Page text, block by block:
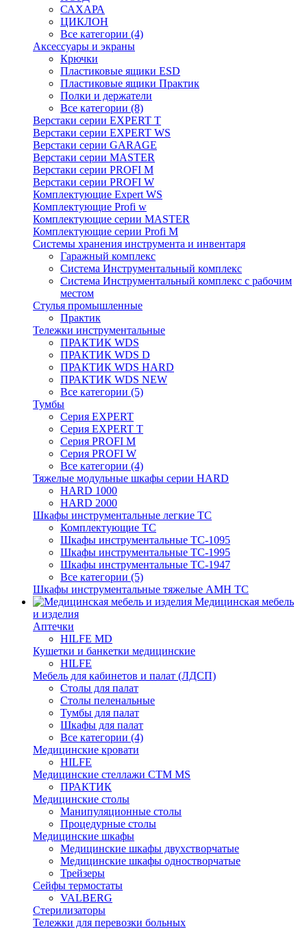
САХАРА
ЦИКЛОН
Все категории (4)
Аксессуары и экраны
Крючки
Пластиковые ящики ESD
Пластиковые ящики Практик
Полки и держатели
Все категории (8)
Верстаки серии EXPERT T
Верстаки серии EXPERT WS
Верстаки серии GARAGE
Верстаки серии MASTER
Верстаки серии PROFI M
Верстаки серии PROFI W
Комплектующие Expert WS
Комплектующие Profi w
Комплектующие серии MASTER
Комплектующие серии Profi M
Системы хранения инструмента и инвентаря
Гаражный комплекс
Система Инструментальный комплекс
Система Инструментальный комплекс с рабочим
местом
Стулья промышленные
Практик
Тележки инструментальные
ПРАКТИК WDS
ПРАКТИК WDS D
ПРАКТИК WDS HARD
ПРАКТИК WDS NEW
Все категории (5)
Тумбы
Серия EXPERT
Серия EXPERT T
Серия PROFI M
Серия PROFI W
Все категории (4)
Тяжелые модульные шкафы серии HARD
HARD 1000
HARD 2000
Шкафы инструментальные легкие ТС
Комплектующие ТС
Шкафы инструментальные TC-1095
Шкафы инструментальные TC-1995
Шкафы инструментальные ТС-1947
Все категории (5)
Шкафы инструментальные тяжелые AMH TC
Медицинская мебель
и изделия
Аптечки
HILFE MD
Кушетки и банкетки медицинские
HILFE
Мебель для кабинетов и палат (ЛДСП)
Столы для палат
Столы пеленальные
Тумбы для палат
Шкафы для палат
Все категории (4)
Медицинские кровати
HILFE
Медицинские стеллажи CTM MS
ПРАКТИК
Медицинские столы
Манипуляционные столы
Процедурные столы
Медицинские шкафы
Медицинские шкафы двухстворчатые
Медицинские шкафы одностворчатые
Трейзеры
Сейфы термостаты
VALBERG
Стерилизаторы
Тележки для перевозки больных